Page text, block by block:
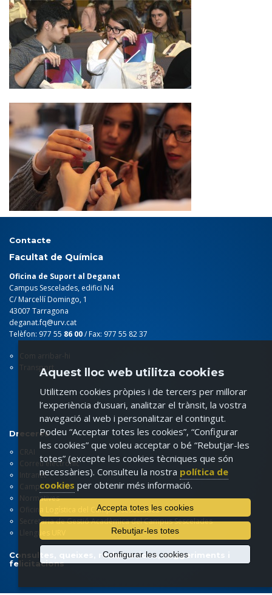
Contacte
Facultat de Química
Oficina de Suport al Deganat
Campus Sescelades, edifici N4
C/ Marcel·lí Domingo, 1
43007 Tarragona
deganat.fq@urv.cat
Telèfon: 977 55 86 00/ Fax: 977 55 82 37
Com arribar-hi
Transport
Dreceres
CRAI
Correu electrònic
Intranet
Campus virtual
Normatives
Oficina Logística del Campus Sescelades
Secretaria de Gestió Acadèmica del Campus Sescelades
Llengües URV
Consultes, queixes, reclamacions, suggeriments i
felicitacions
Aquest lloc web utilitza cookies
Utilitzem cookies pròpies i de tercers per millorar
l’experiència d’usuari, analitzar el trànsit, la vostra
navegació al web i personalitzar el contingut.
Podeu “Acceptar totes les cookies”, “Configurar
les cookies” que voleu acceptar o bé “Rebutjar-les
totes” (excepte les cookies tècniques que són
necessàries). Consulteu la nostra política de
cookies per obtenir més informació.
Accepta totes les cookies
Rebutjar-les totes
Configurar les cookies